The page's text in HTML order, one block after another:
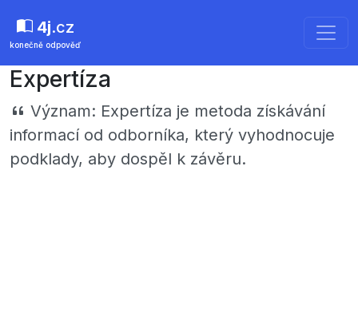
4j.cz
konečně odpověď
Expertíza
Význam: Expertíza je metoda získávání
informací od odborníka, který vyhodnocuje
podklady, aby dospěl k závěru.